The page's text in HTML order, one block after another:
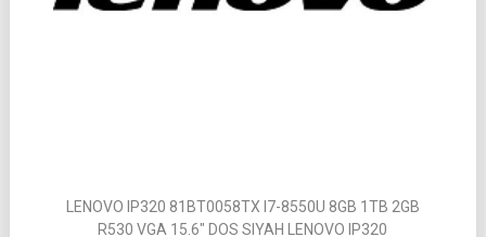
LENOVO IP320 81BT0058TX I7-8550U 8GB 1TB 2GB
R530 VGA 15.6″ DOS SIYAH LENOVO IP320